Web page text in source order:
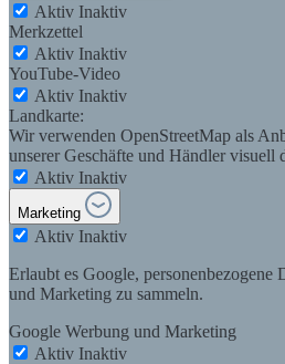
Aktiv Inaktiv
Merkzettel
Aktiv Inaktiv
YouTube-Video
Aktiv Inaktiv
Landkarte:
Wir verwenden OpenStreetMap als
unserer Geschäfte und Händler visuell
Aktiv Inaktiv
Marketing
Aktiv Inaktiv
Erlaubt es Google, personenbezogene
und Marketing zu sammeln.
Google Werbung und Marketing
Aktiv Inaktiv